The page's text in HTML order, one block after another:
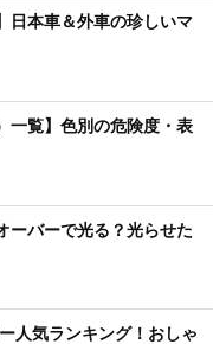
日本車＆外車の珍しいマ
一覧】色別の危険度・表
ーバーで光る？光らせた
人気ランキング！おしゃ